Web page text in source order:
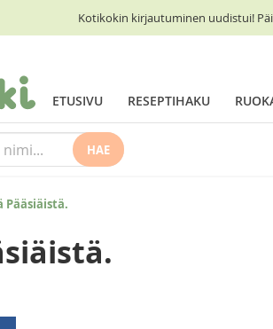
Kotikokin kirjautuminen uudistui!
ETUSIVU RESEPTIHAKU
HAE
Pääsiäistä.